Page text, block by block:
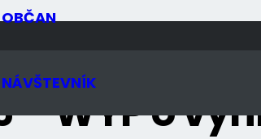
OBČAN
NÁVŠTEVNÍK
– WYP o